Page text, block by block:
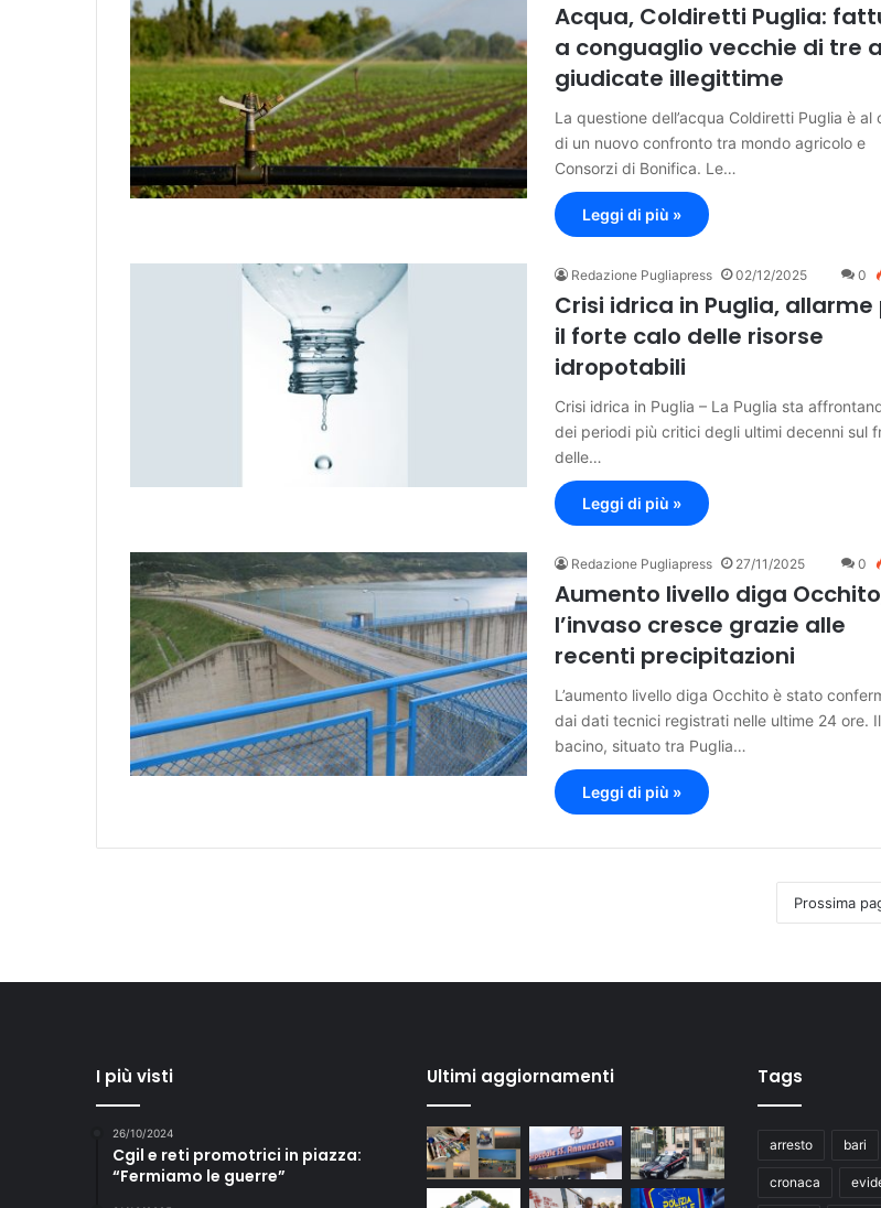
Acqua, Coldiretti Puglia:
a conguaglio vecchie di tre
giudicate illegittime
La questione dell’acqua Coldiretti Puglia è al
di un nuovo confronto tra mondo agricolo e
Consorzi di Bonifica. Le…
Leggi di più »
Redazione Pugliapress 02/12/2025 0
Crisi idrica in Puglia, allarme
il forte calo delle risorse
idropotabili
Crisi idrica in Puglia – La Puglia sta
dei periodi più critici degli ultimi decenni sul
delle…
Leggi di più »
Redazione Pugliapress 27/11/2025 0
Aumento livello diga
l’invaso cresce grazie alle
recenti precipitazioni
L’aumento livello diga Occhito è stato
dai dati tecnici registrati nelle ultime 24 ore. Il
bacino, situato tra Puglia…
Leggi di più »
Prossima
I più visti
26/10/2024
Cgil e reti promotrici in piazza:
“Fermiamo le guerre”
Ultimi aggiornamenti Tags
arresto bari
cronaca